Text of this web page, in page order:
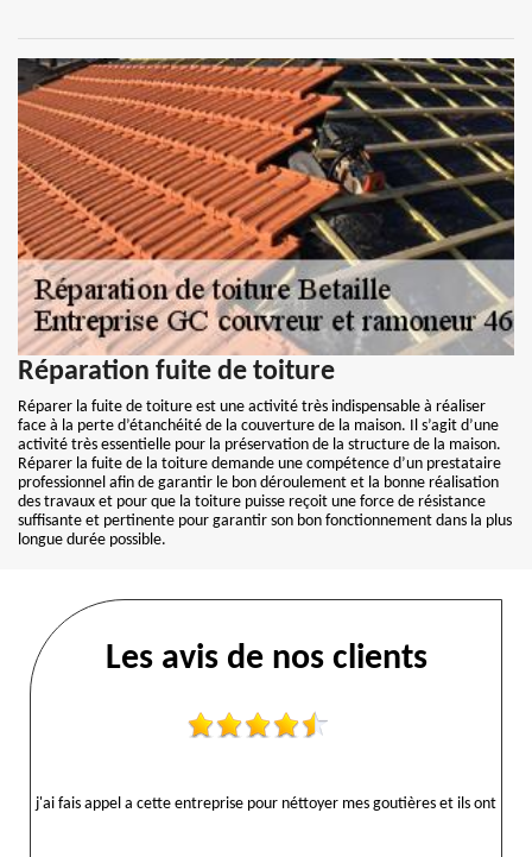
Réparation fuite de toiture
Réparer la fuite de toiture est une activité très indispensable à réaliser
face à la perte d’étanchéité de la couverture de la maison. Il s’agit d’une
activité très essentielle pour la préservation de la structure de la maison.
Réparer la fuite de la toiture demande une compétence d’un prestataire
professionnel afin de garantir le bon déroulement et la bonne réalisation
des travaux et pour que la toiture puisse reçoit une force de résistance
suffisante et pertinente pour garantir son bon fonctionnement dans la plus
longue durée possible.
Les avis de nos clients
j'ai fais appel a cette entreprise pour néttoyer mes goutières et ils ont